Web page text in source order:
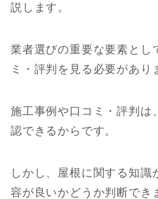
説します。
業者選びの重要な要素とし
ミ・評判を見る必要があり
施工事例や口コミ・評判は
認できるからです。
しかし、屋根に関する知識
容が良いかどうか判断でき